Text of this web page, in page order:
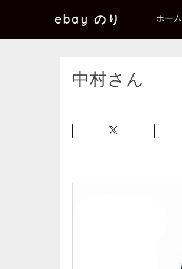
ebay のり ホーム
中村さん